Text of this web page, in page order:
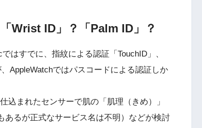
Wrist ID」？「Palm ID」？
はすでに、指紋による認証「TouchID」、
AppleWatchではパスコードによる認証しか
込まれたセンサーで肌の「肌理（きめ）」
るが正式なサービス名は不明）などが検討